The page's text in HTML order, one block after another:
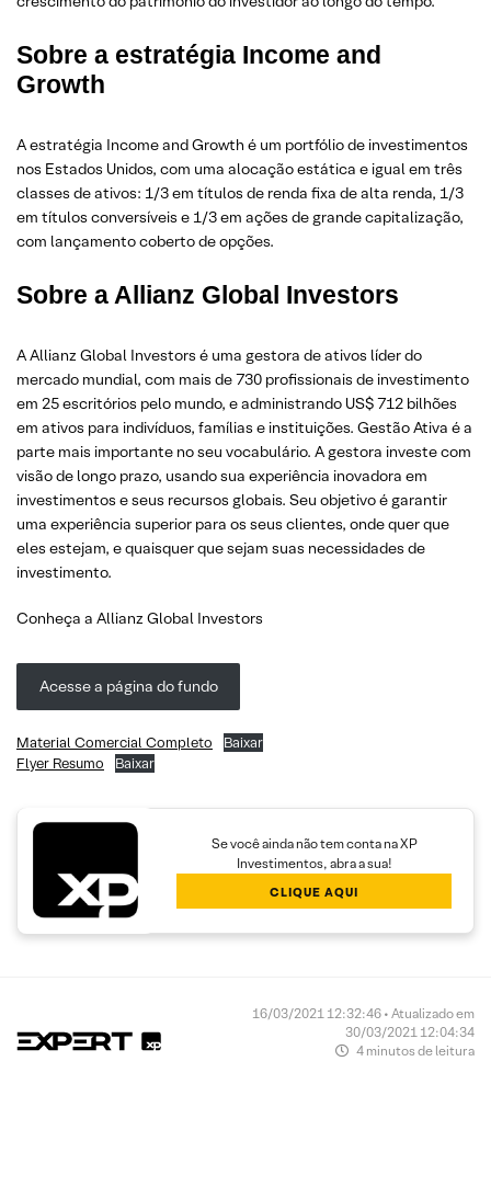
Sobre a estratégia Income and
Growth
A estratégia Income and Growth é um portfólio de investimentos
nos Estados Unidos, com uma alocação estática e igual em três
classes de ativos: 1/3 em títulos de renda fixa de alta renda, 1/3
em títulos conversíveis e 1/3 em ações de grande capitalização,
com lançamento coberto de opções.
Sobre a Allianz Global Investors
A Allianz Global Investors é uma gestora de ativos líder do
mercado mundial, com mais de 730 profissionais de investimento
em 25 escritórios pelo mundo, e administrando US$ 712 bilhões
em ativos para indivíduos, famílias e instituições. Gestão Ativa é a
parte mais importante no seu vocabulário. A gestora investe com
visão de longo prazo, usando sua experiência inovadora em
investimentos e seus recursos globais. Seu objetivo é garantir
uma experiência superior para os seus clientes, onde quer que
eles estejam, e quaisquer que sejam suas necessidades de
investimento.
Conheça a Allianz Global Investors
Acesse a página do fundo
Material Comercial Completo
Baixar
Flyer Resumo
Baixar
Se você ainda não tem conta na XP
Investimentos, abra a sua!
CLIQUE AQUI
16/03/2021 12:32:46 • Atualizado em
30/03/2021 12:04:34
4 minutos de leitura